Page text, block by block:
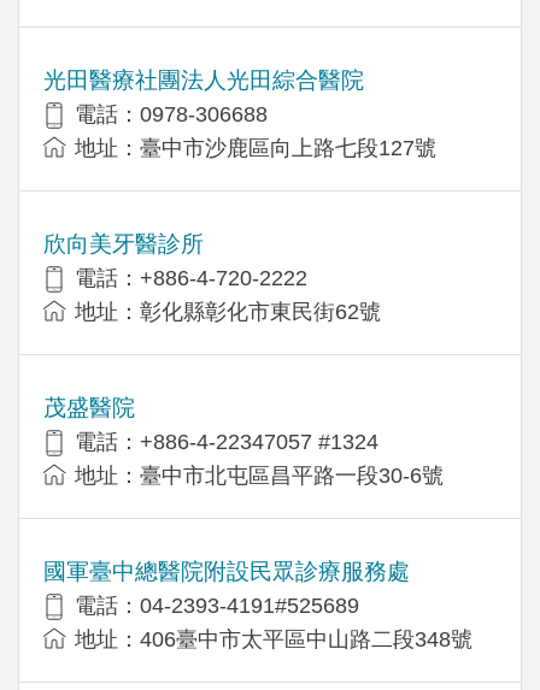
光田醫療社團法人光田綜合醫院
電話：0978-306688
地址：臺中市沙鹿區向上路七段127號
欣向美牙醫診所
電話：+886-4-720-2222
地址：彰化縣彰化市東民街62號
茂盛醫院
電話：+886-4-22347057 #1324
地址：臺中市北屯區昌平路一段30-6號
國軍臺中總醫院附設民眾診療服務處
電話：04-2393-4191#525689
地址：406臺中市太平區中山路二段348號